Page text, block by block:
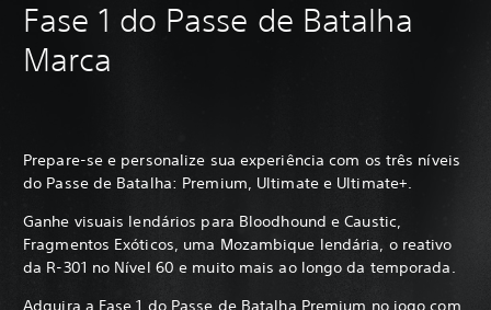
Fase 1 do Passe de Batalha
Marca
Prepare-se e personalize sua experiência com os três níveis
do Passe de Batalha: Premium, Ultimate e Ultimate+.
Ganhe visuais lendários para Bloodhound e Caustic,
Fragmentos Exóticos, uma Mozambique lendária, o reativo
da R-301 no Nível 60 e muito mais ao longo da temporada.
Adquira a Fase 1 do Passe de Batalha Premium no jogo com